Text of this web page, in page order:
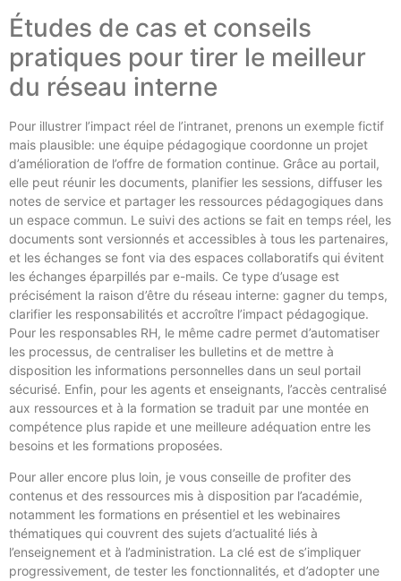
Études de cas et conseils
pratiques pour tirer le meilleur
du réseau interne
Pour illustrer l’impact réel de l’intranet, prenons un exemple fictif
mais plausible: une équipe pédagogique coordonne un projet
d’amélioration de l’offre de formation continue. Grâce au portail,
elle peut réunir les documents, planifier les sessions, diffuser les
notes de service et partager les ressources pédagogiques dans
un espace commun. Le suivi des actions se fait en temps réel, les
documents sont versionnés et accessibles à tous les partenaires,
et les échanges se font via des espaces collaboratifs qui évitent
les échanges éparpillés par e-mails. Ce type d’usage est
précisément la raison d’être du réseau interne: gagner du temps,
clarifier les responsabilités et accroître l’impact pédagogique.
Pour les responsables RH, le même cadre permet d’automatiser
les processus, de centraliser les bulletins et de mettre à
disposition les informations personnelles dans un seul portail
sécurisé. Enfin, pour les agents et enseignants, l’accès centralisé
aux ressources et à la formation se traduit par une montée en
compétence plus rapide et une meilleure adéquation entre les
besoins et les formations proposées.
Pour aller encore plus loin, je vous conseille de profiter des
contenus et des ressources mis à disposition par l’académie,
notamment les formations en présentiel et les webinaires
thématiques qui couvrent des sujets d’actualité liés à
l’enseignement et à l’administration. La clé est de s’impliquer
progressivement, de tester les fonctionnalités, et d’adopter une